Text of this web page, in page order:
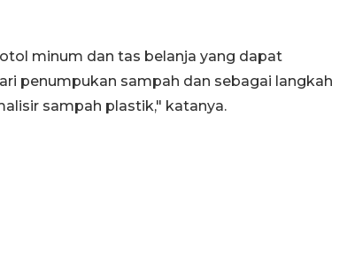
minum dan tas belanja yang dapat
penumpukan sampah dan sebagai langkah
sampah plastik," katanya.